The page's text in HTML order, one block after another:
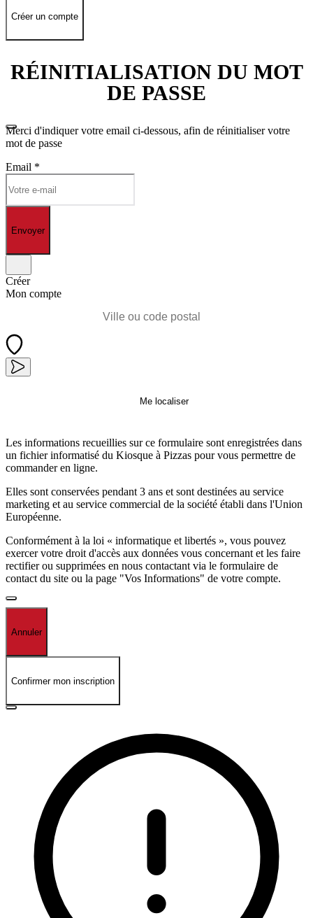
Créer un compte
RÉINITIALISATION DU MOT
DE PASSE
Merci d'indiquer votre email ci-dessous, afin de réinitialiser votre
mot de passe
Email *
Envoyer
Créer
Mon compte
Me localiser
Les informations recueillies sur ce formulaire sont enregistrées dans
un fichier informatisé du Kiosque à Pizzas pour vous permettre de
commander en ligne.
Elles sont conservées pendant 3 ans et sont destinées au service
marketing et au service commercial de la société établi dans l'Union
Européenne.
Conformément à la loi « informatique et libertés », vous pouvez
exercer votre droit d'accès aux données vous concernant et les faire
rectifier ou supprimées en nous contactant via le formulaire de
contact du site ou la page "Vos Informations" de votre compte.
Annuler
Confirmer mon inscription